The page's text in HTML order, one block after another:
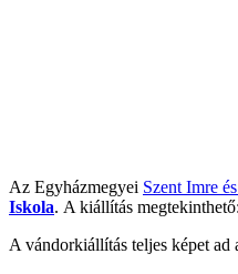
Az Egyházmegyei Szent Imre
Iskola. A kiállítás megtekinthető:
A vándorkiállítás teljes képet ad